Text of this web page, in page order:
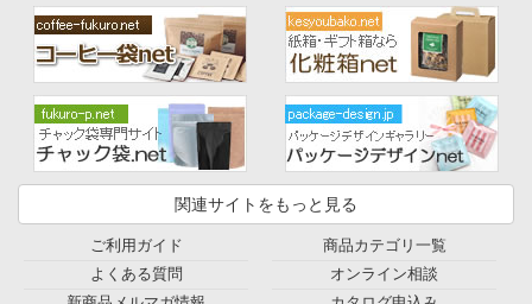
関連サイトをもっと見る
ご利用ガイド
よくある質問
商品カテゴリ一覧
オンライン相談